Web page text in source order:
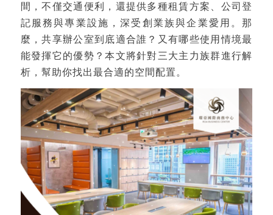
間，不僅交通便利，還提供多種租賃方案、公司登
記服務與專業設施，深受創業族與企業愛用。那
麼，共享辦公室到底適合誰？又有哪些使用情境最
能發揮它的優勢？本文將針對三大主力族群進行解
析，幫助你找出最合適的空間配置。